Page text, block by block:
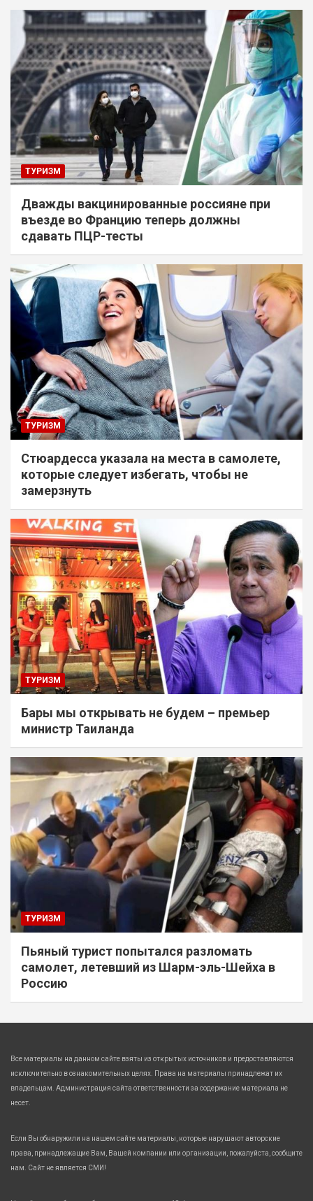
ТУРИЗМ
Дважды вакцинированные россияне при
въезде во Францию теперь должны
сдавать ПЦР-тесты
ТУРИЗМ
Стюардесса указала на места в самолете,
которые следует избегать, чтобы не
замерзнуть
ТУРИЗМ
Бары мы открывать не будем – премьер
министр Таиланда
ТУРИЗМ
Пьяный турист попытался разломать
самолет, летевший из Шарм-эль-Шейха в
Россию
Все материалы на данном сайте взяты из открытых источников и предоставляются
исключительно в ознакомительных целях. Права на материалы принадлежат их
владельцам. Администрация сайта ответственности за содержание материала не
несет.
Если Вы обнаружили на нашем сайте материалы, которые нарушают авторские
права, принадлежащие Вам, Вашей компании или организации, пожалуйста, сообщите
нам. Сайт не является СМИ!